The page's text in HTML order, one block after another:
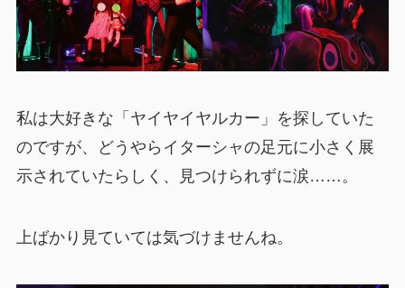
私は大好きな「ヤイヤイヤルカー」を探していた
のですが、どうやらイターシャの足元に小さく展
示されていたらしく、見つけられずに涙……。
上ばかり見ていては気づけませんね。